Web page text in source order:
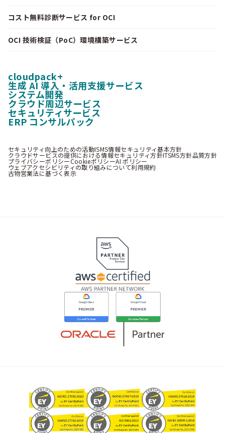
コスト無料診断サービス for OCI
OCI 技術検証（PoC）環境構築サービス
cloudpack+
生成 AI 導入・活用支援サービス
システム開発
クラウド周辺サービス
セキュリティサービス
ERP コンサルパック
セキュリティ向上のための活動ISMS情報セキュリティ基本方針
クラウドサービスの提供における情報セキュリティ方針ITSMS方針品質方針
プライバシーポリシーCookieポリシーAI ポリシー
ウェブアクセシビリティの取り組みについて利用規約
古物営業法に基づく表示